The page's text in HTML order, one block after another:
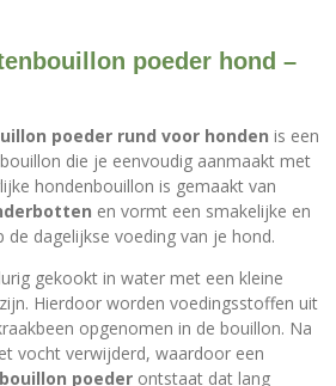
poeder hond –
poeder rund voor honden is een
die je eenvoudig aanmaakt met
hondenbouillon is gemaakt van
en vormt een smakelijke en
dagelijkse voeding van je hond.
gekookt in water met een kleine
Hierdoor worden voedingsstoffen uit
opgenomen in de bouillon. Na
vocht verwijderd, waardoor een
poeder ontstaat dat lang